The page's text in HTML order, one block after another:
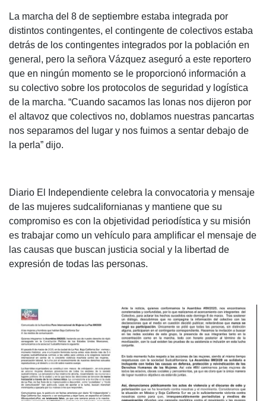
La marcha del 8 de septiembre estaba integrada por
distintos contingentes, el contingente de colectivos estaba
detrás de los contingentes integrados por la población en
general, pero la señora Vázquez aseguró a este reportero
que en ningún momento se le proporcionó información a
su colectivo sobre los protocolos de seguridad y logística
de la marcha. “Cuando sacamos las lonas nos dijeron por
el altavoz que colectivos no, doblamos nuestras pancartas
nos separamos del lugar y nos fuimos a sentar debajo de
la perla” dijo.
Diario El Independiente celebra la convocatoria y mensaje
de las mujeres sudcalifornianas y mantiene que su
compromiso es con la objetividad periodística y su misión
es trabajar como un vehículo para amplificar el mensaje de
las causas que buscan justicia social y la libertad de
expresión de todas las personas.